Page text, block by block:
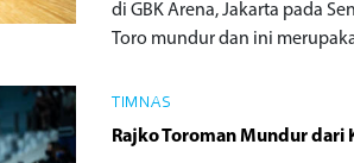
di GBK Arena, Jakarta pada
Toro mundur dan ini
TIMNAS
Rajko Toroman Mundur dari